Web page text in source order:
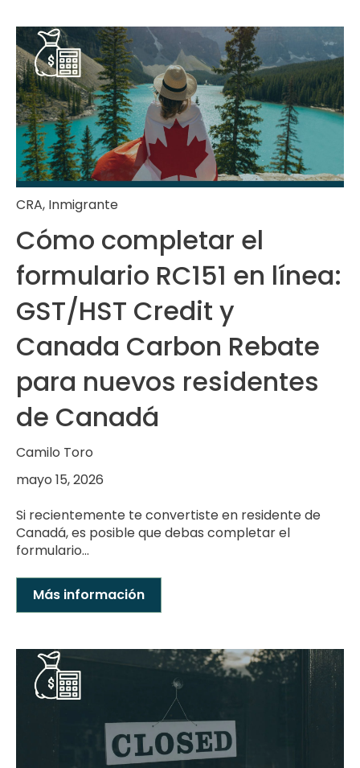
CRA, Inmigrante
Cómo completar el
formulario RC151 en línea:
GST/HST Credit y
Canada Carbon Rebate
para nuevos residentes
de Canadá
Camilo Toro
mayo 15, 2026
Si recientemente te convertiste en residente de
Canadá, es posible que debas completar el
formulario...
Más información